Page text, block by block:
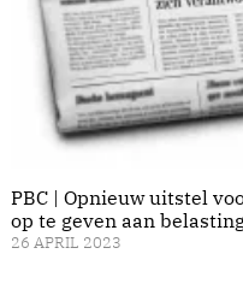
PBC | Opnieuw uitstel
op te geven aan
26 APRIL 2023